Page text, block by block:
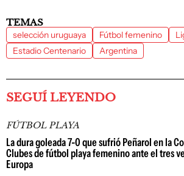
TEMAS
selección uruguaya Fútbol femenino
Estadio Centenario
Argentina
SEGUÍ LEYENDO
FÚTBOL PLAYA
La dura goleada 7-0 que sufrió Peñarol en la
Clubes de fútbol playa femenino ante el tres
Europa